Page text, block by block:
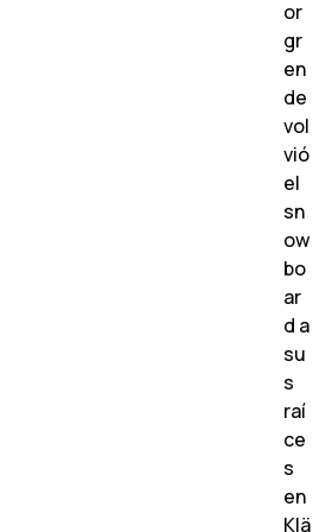
or
gr
en
de
vol
vió
el
sn
ow
bo
ar
d a
su
s
raí
ce
s
en
Klä